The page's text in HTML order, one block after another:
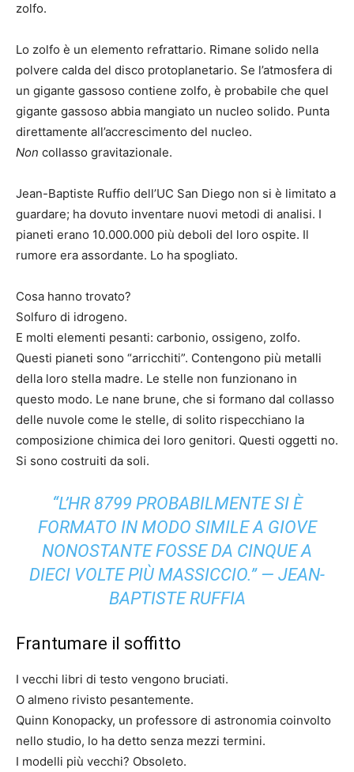
zolfo.
Lo zolfo è un elemento refrattario. Rimane solido nella
polvere calda del disco protoplanetario. Se l’atmosfera di
un gigante gassoso contiene zolfo, è probabile che quel
gigante gassoso abbia mangiato un nucleo solido. Punta
direttamente all’accrescimento del nucleo.
Non collasso gravitazionale.
Jean-Baptiste Ruffio dell’UC San Diego non si è limitato a
guardare; ha dovuto inventare nuovi metodi di analisi. I
pianeti erano 10.000.000 più deboli del loro ospite. Il
rumore era assordante. Lo ha spogliato.
Cosa hanno trovato?
Solfuro di idrogeno.
E molti elementi pesanti: carbonio, ossigeno, zolfo.
Questi pianeti sono “arricchiti”. Contengono più metalli
della loro stella madre. Le stelle non funzionano in
questo modo. Le nane brune, che si formano dal collasso
delle nuvole come le stelle, di solito rispecchiano la
composizione chimica dei loro genitori. Questi oggetti no.
Si sono costruiti da soli.
“L’HR 8799 PROBABILMENTE SI È
FORMATO IN MODO SIMILE A GIOVE
NONOSTANTE FOSSE DA CINQUE A
DIECI VOLTE PIÙ MASSICCIO.” — JEAN-
BAPTISTE RUFFIA
Frantumare il soffitto
I vecchi libri di testo vengono bruciati.
O almeno rivisto pesantemente.
Quinn Konopacky, un professore di astronomia coinvolto
nello studio, lo ha detto senza mezzi termini.
I modelli più vecchi? Obsoleto.